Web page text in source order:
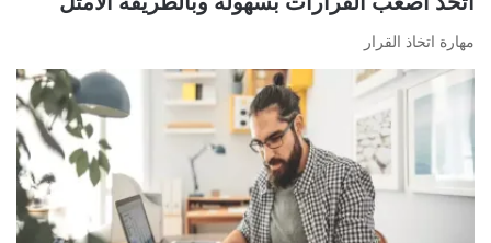
مهارة اتخاذ القرار